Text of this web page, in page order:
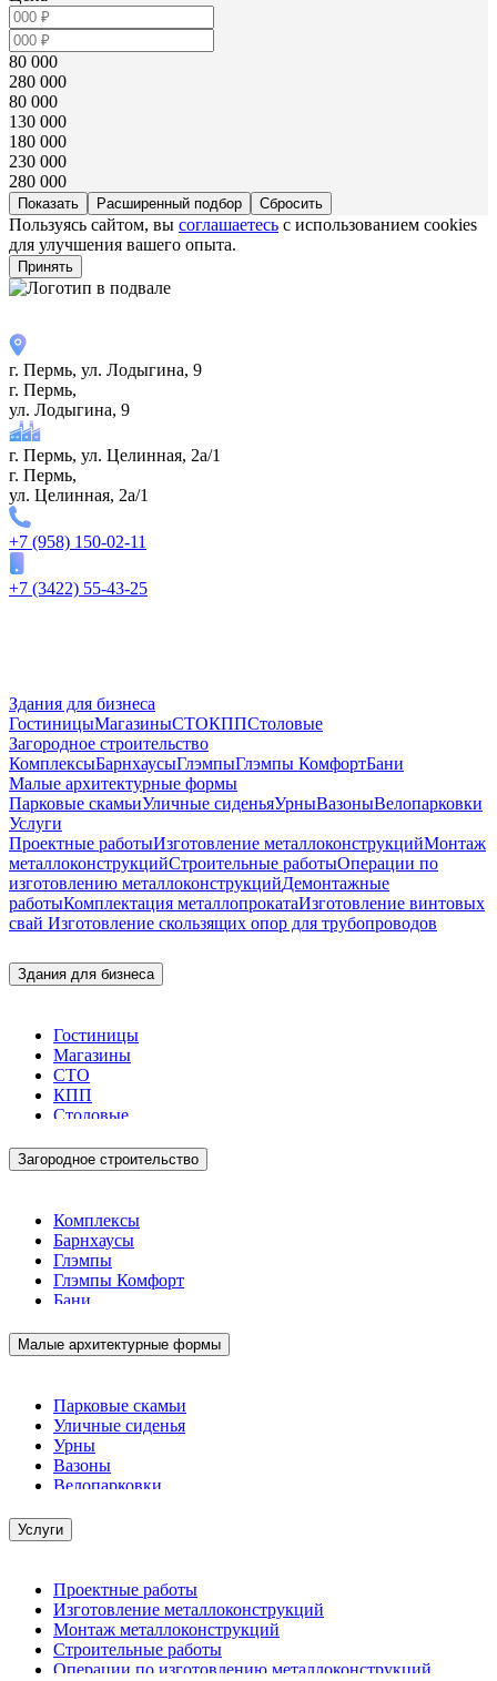
80 000
280 000
80 000
130 000
180 000
230 000
280 000
Расширенный подбор
Пользуясь сайтом, вы соглашаетесь с использованием cookies
для улучшения вашего опыта.
Принять
г. Пермь, ул. ​Лодыгина, 9
г. Пермь,
ул. ​Лодыгина, 9
г. Пермь, ул. Целинная, 2а/1
г. Пермь,
ул. Целинная, 2а/1
+7 (958) 150-02-11
+7 (3422) 55-43-25
Здания для бизнеса
ГостиницыМагазиныСТОКППСтоловые
Загородное строительство
КомплексыБарнхаусыГлэмпыГлэмпы КомфортБани
Малые архитектурные формы
Парковые скамьиУличные сиденьяУрныВазоныВелопарковки
Услуги
Проектные работыИзготовление металлоконструкцийМонтаж
металлоконструкцийСтроительные работыОперации по
изготовлению металлоконструкцийДемонтажные
работыКомплектация металлопрокатаИзготовление винтовых
свай Изготовление скользящих опор для трубопроводов
Здания для бизнеса
Гостиницы
Магазины
СТО
КПП
Столовые
Загородное строительство
Комплексы
Барнхаусы
Глэмпы
Глэмпы Комфорт
Бани
Малые архитектурные формы
Парковые скамьи
Уличные сиденья
Урны
Вазоны
Велопарковки
Услуги
Проектные работы
Изготовление металлоконструкций
Монтаж металлоконструкций
Строительные работы
Операции по изготовлению металлоконструкций